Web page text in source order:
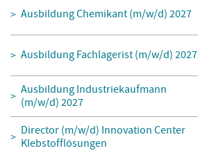
Ausbildung Chemikant (m/w/d) 2027
Ausbildung Fachlagerist (m/w/d) 2027
Ausbildung Industriekaufmann
(m/w/d) 2027
Director (m/w/d) Innovation Center
Klebstofflösungen